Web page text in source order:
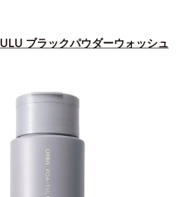
ブラックパウダーウォッシュ